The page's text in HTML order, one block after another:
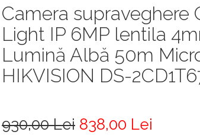
Camera supraveghere
Light IP 6MP lentila
Lumină Albă 50m
HIKVISION DS-
930,00 Lei 838,00 Lei